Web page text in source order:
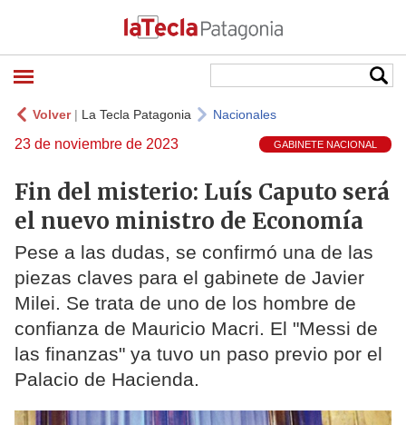
Volver| La Tecla Patagonia Nacionales
23 de noviembre de 2023 GABINETE NACIONAL
Fin del misterio: Luís Caputo será
el nuevo ministro de Economía
Pese a las dudas, se confirmó una de las
piezas claves para el gabinete de Javier
Milei. Se trata de uno de los hombre de
confianza de Mauricio Macri. El "Messi de
las finanzas" ya tuvo un paso previo por el
Palacio de Hacienda.